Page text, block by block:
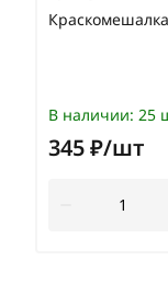
В наличии: 25
345 ₽/шт